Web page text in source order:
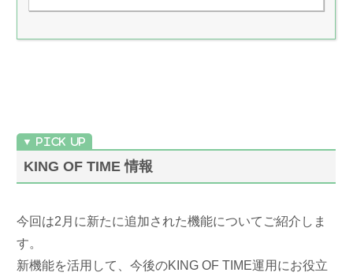
KING OF TIME 情報
今回は2月に新たに追加された機能についてご紹介しま
す。
新機能を活用して、今後のKING OF TIME運用にお役立